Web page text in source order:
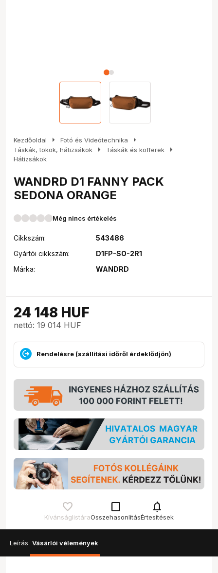
Kezdőoldal arrow_right Fotó és Videótechnika arrow_right
Táskák, tokok, hátizsákok arrow_right Táskák és kofferek arrow_right
Hátizsákok
WANDRD D1 FANNY PACK
SEDONA ORANGE
Még nincs értékelés
Cikkszám:
543486
Gyártói cikkszám:
D1FP-SO-2R1
Márka:
WANDRD
24 148 HUF
nettó: 19 014 HUF
Rendelésre (szállítási időről érdeklődjön)
Kívánságlistára
check_box_outline_blank
Összehasonlítás
notifications
Értesítések
Leírás Vásárlói vélemények